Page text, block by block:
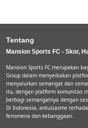
Tentang
Mansion Sports FC - Skor,
Mansion Sports FC merupakan
Group dalam menyediakan
menyalurkan semangat dan
itu, dengan platform komunitas
berbagi semangatnya dengan
Di Indonesia, antusiasme
fenomena dan kebanggaan.